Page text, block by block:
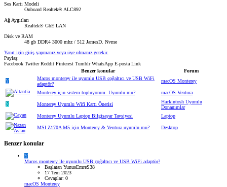
Ses Kartı Modeli
Onboard Realtek® ALC892
Ağ Aygıtları
Realtek® GbE LAN
Disk ve RAM
48 gb DDR4 3000 mhz / 512 JamesD. Nvme
Yanıt için giriş yapmanız veya üye olmanız gerekir.
Paylaş:
Facebook Twitter Reddit Pinterest Tumblr WhatsApp E-posta Link
Benzer konular
Forum
Y
Macos monterey ile uyumlu USB çoğaltıcı ve USB WiFi
adaptör?
macOS Monterey
Monterey için sistem topluyorum. Uyumlu mu? macOS Ventura
N Monterey Uyumlu Wifi Kartı Önerisi
Hackintosh Uyumlu
Donanımlar
Monterey Uyumlu Laptop Bilgisayar Tavsiyesi
Laptop
MSI Z170A M5 için Monterey & Ventura uyumlu mu? Desktop
Benzer konular
Y
Macos monterey ile uyumlu USB çoğaltıcı ve USB WiFi adaptör?
Başlatan YunusEmreS38
17 Tem 2023
Cevaplar: 0
macOS Monterey